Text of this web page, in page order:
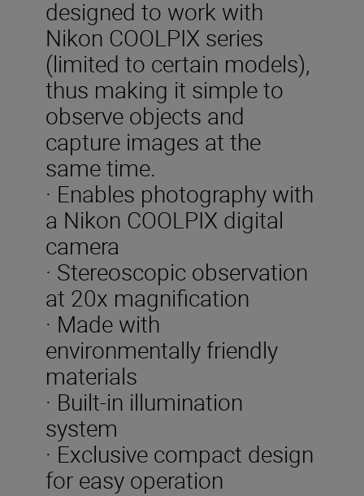
designed to work with
Nikon COOLPIX series
(limited to certain models),
thus making it simple to
observe objects and
capture images at the
same time.
· Enables photography with
a Nikon COOLPIX digital
camera
· Stereoscopic observation
at 20x magnification
· Made with
environmentally friendly
materials
· Built-in illumination
system
· Exclusive compact design
for easy operation